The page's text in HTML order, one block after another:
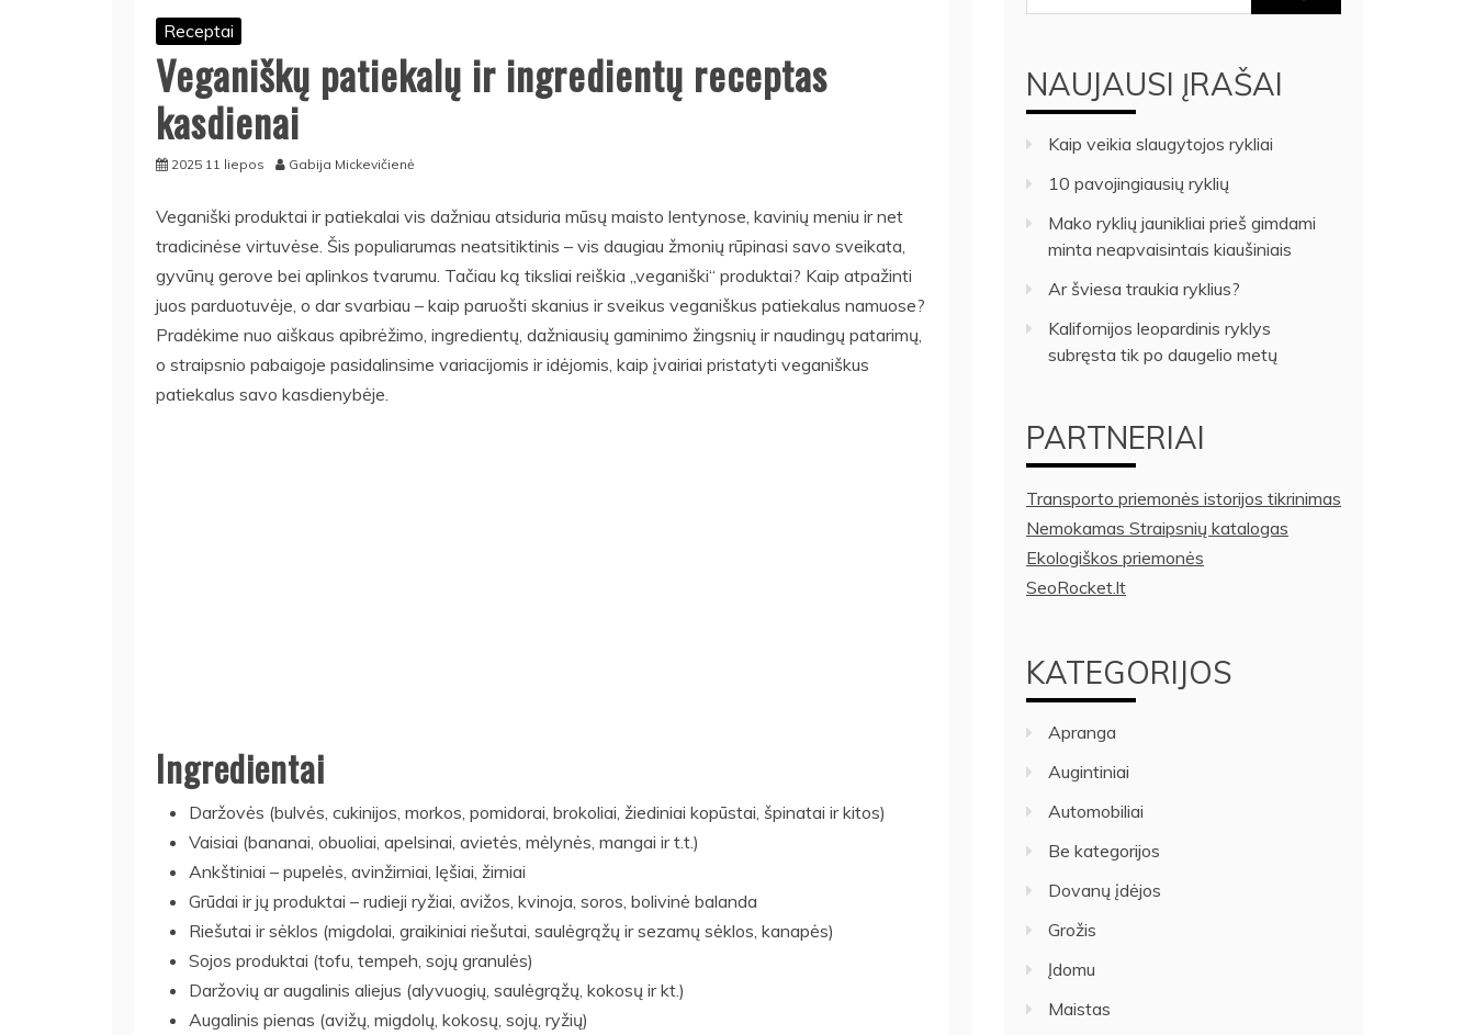
Receptai
Veganiškų patiekalų ir ingredientų receptas
kasdienai
2025 11 liepos Gabija Mickevičienė
Veganiški produktai ir patiekalai vis dažniau atsiduria mūsų maisto lentynose, kavinių meniu ir net
tradicinėse virtuvėse. Šis populiarumas neatsitiktinis – vis daugiau žmonių rūpinasi savo sveikata,
gyvūnų gerove bei aplinkos tvarumu. Tačiau ką tiksliai reiškia „veganiški“ produktai? Kaip atpažinti
juos parduotuvėje, o dar svarbiau – kaip paruošti skanius ir sveikus veganiškus patiekalus namuose?
Pradėkime nuo aiškaus apibrėžimo, ingredientų, dažniausių gaminimo žingsnių ir naudingų patarimų,
o straipsnio pabaigoje pasidalinsime variacijomis ir idėjomis, kaip įvairiai pristatyti veganiškus
patiekalus savo kasdienybėje.
Ingredientai
Daržovės (bulvės, cukinijos, morkos, pomidorai, brokoliai, žiediniai kopūstai, špinatai ir kitos)
Vaisiai (bananai, obuoliai, apelsinai, avietės, mėlynės, mangai ir t.t.)
Ankštiniai – pupelės, avinžirniai, lęšiai, žirniai
Grūdai ir jų produktai – rudieji ryžiai, avižos, kvinoja, soros, bolivinė balanda
Riešutai ir sėklos (migdolai, graikiniai riešutai, saulėgrąžų ir sezamų sėklos, kanapės)
Sojos produktai (tofu, tempeh, sojų granulės)
Daržovių ar augalinis aliejus (alyvuogių, saulėgrąžų, kokosų ir kt.)
Augalinis pienas (avižų, migdolų, kokosų, sojų, ryžių)
NAUJAUSI ĮRAŠAI
Kaip veikia slaugytojos rykliai
10 pavojingiausių ryklių
Mako ryklių jaunikliai prieš gimdami
minta neapvaisintais kiaušiniais
Ar šviesa traukia ryklius?
Kalifornijos leopardinis ryklys
subręsta tik po daugelio metų
PARTNERIAI
Transporto priemonės istorijos tikrinimas
Nemokamas Straipsnių katalogas
Ekologiškos priemonės
SeoRocket.lt
KATEGORIJOS
Apranga
Augintiniai
Automobiliai
Be kategorijos
Dovanų įdėjos
Grožis
Įdomu
Maistas